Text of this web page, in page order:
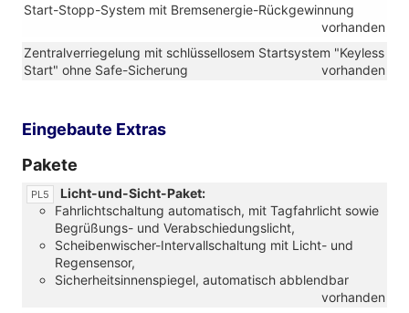
Start-Stopp-System mit Bremsenergie-Rückgewinnung
vorhanden
Zentralverriegelung mit schlüssellosem Startsystem "Keyless
Start" ohne Safe-Sicherung
vorhanden
Eingebaute Extras
Pakete
PL5
Licht-und-Sicht-Paket:
Fahrlichtschaltung automatisch, mit Tagfahrlicht sowie
Begrüßungs- und Verabschiedungslicht,
Scheibenwischer-Intervallschaltung mit Licht- und
Regensensor,
Sicherheitsinnenspiegel, automatisch abblendbar
vorhanden